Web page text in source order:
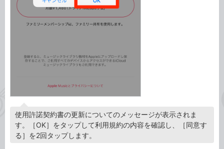
使用許諾契約書の更新についてのメッセージが表示されま
す。［OK］をタップして利用規約の内容を確認し、［同意す
る］を2回タップします。